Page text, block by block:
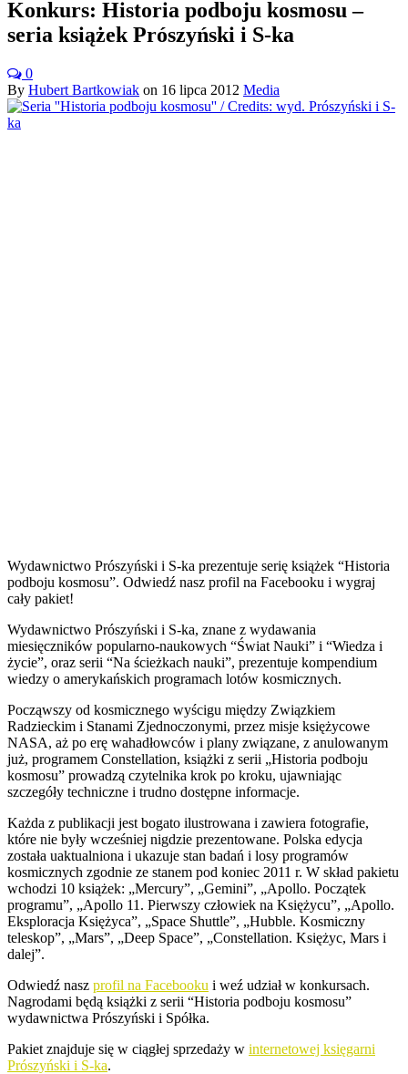
Konkurs: Historia podboju kosmosu –
seria książek Prószyński i S-ka
0
By Hubert Bartkowiak on 16 lipca 2012 Media
Wydawnictwo Prószyński i S-ka prezentuje serię książek “Historia
podboju kosmosu”. Odwiedź nasz profil na Facebooku i wygraj
cały pakiet!
Wydawnictwo Prószyński i S-ka, znane z wydawania
miesięczników popularno-naukowych “Świat Nauki” i “Wiedza i
życie”, oraz serii “Na ścieżkach nauki”, prezentuje kompendium
wiedzy o amerykańskich programach lotów kosmicznych.
Począwszy od kosmicznego wyścigu między Związkiem
Radzieckim i Stanami Zjednoczonymi, przez misje księżycowe
NASA, aż po erę wahadłowców i plany związane, z anulowanym
już, programem Constellation, książki z serii „Historia podboju
kosmosu” prowadzą czytelnika krok po kroku, ujawniając
szczegóły techniczne i trudno dostępne informacje.
Każda z publikacji jest bogato ilustrowana i zawiera fotografie,
które nie były wcześniej nigdzie prezentowane. Polska edycja
została uaktualniona i ukazuje stan badań i losy programów
kosmicznych zgodnie ze stanem pod koniec 2011 r. W skład pakietu
wchodzi 10 książek: „Mercury”, „Gemini”, „Apollo. Początek
programu”, „Apollo 11. Pierwszy człowiek na Księżycu”, „Apollo.
Eksploracja Księżyca”, „Space Shuttle”, „Hubble. Kosmiczny
teleskop”, „Mars”, „Deep Space”, „Constellation. Księżyc, Mars i
dalej”.
Odwiedź nasz profil na Facebooku i weź udział w konkursach.
Nagrodami będą książki z serii “Historia podboju kosmosu”
wydawnictwa Prószyński i Spółka.
Pakiet znajduje się w ciągłej sprzedaży w internetowej księgarni
Prószyński i S-ka.